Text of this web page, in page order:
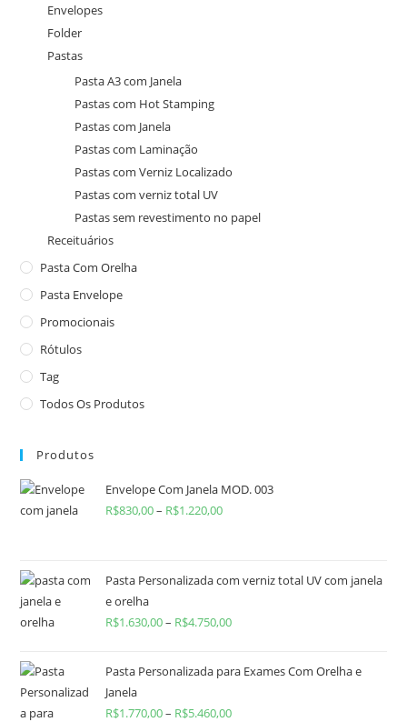
Envelopes
Folder
Pastas
Pasta A3 com Janela
Pastas com Hot Stamping
Pastas com Janela
Pastas com Laminação
Pastas com Verniz Localizado
Pastas com verniz total UV
Pastas sem revestimento no papel
Receituários
Pasta Com Orelha
Pasta Envelope
Promocionais
Rótulos
Tag
Todos Os Produtos
Produtos
Envelope Com Janela MOD. 003
R$830,00– R$1.220,00
Pasta Personalizada com verniz total UV com janela
e orelha
R$1.630,00– R$4.750,00
Pasta Personalizada para Exames Com Orelha e
Janela
R$1.770,00– R$5.460,00